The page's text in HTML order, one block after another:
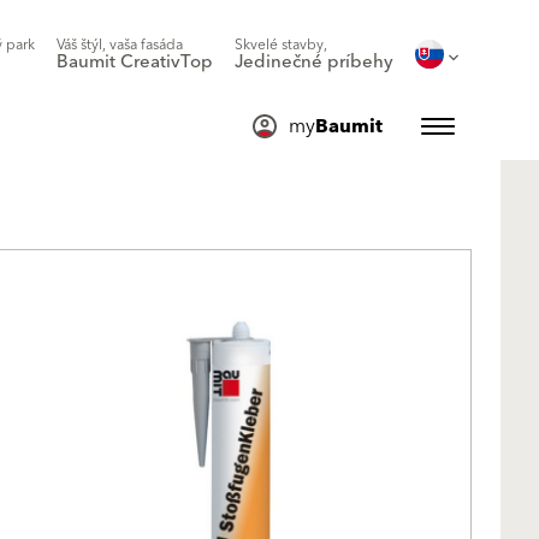
park Váš štýl, vaša fasáda
Baumit CreativTop
Skvelé stavby,
Jedinečné príbehy
myBaumit